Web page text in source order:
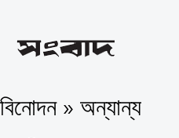
বিনোদন » অন্যান্য